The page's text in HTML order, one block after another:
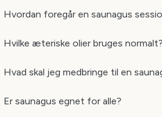
Hvordan foregår en saunagus
Hvilke æteriske olier bruges normalt?
Hvad skal jeg medbringe til en
Er saunagus egnet for alle?